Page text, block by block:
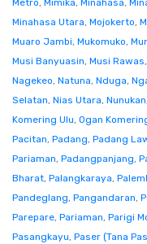
Metro, Mimika, Minahasa,
Minahasa Utara, Mojokerto,
Muaro Jambi, Mukomuko,
Musi Banyuasin, Musi Rawas,
Nagekeo, Natuna, Nduga,
Selatan, Nias Utara, Nunukan
Komering Ulu, Ogan
Pacitan, Padang, Padang
Pariaman, Padangpanjang,
Bharat, Palangkaraya,
Pandeglang, Pangandaran,
Parepare, Pariaman, Parigi
Pasangkayu, Paser (Tana